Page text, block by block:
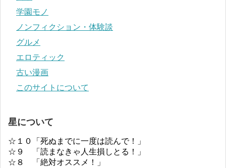
学園モノ
ノンフィクション・体験談
グルメ
エロティック
古い漫画
このサイトについて
星について
☆１０「死ぬまでに一度は読んで！」
☆９ 「読まなきゃ人生損しとる！」
☆８ 「絶対オススメ！」